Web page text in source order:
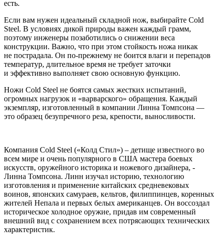
есть.
Если вам нужен идеальный складной нож, выбирайте Cold
Steel. В условиях дикой природы важен каждый грамм,
поэтому инженеры позаботились о снижении веса
конструкции. Важно, что при этом стойкость ножа никак
не пострадала. Он по-прежнему не боится влаги и перепадов
температур, длительное время не требует заточки
и эффективно выполняет свою основную функцию.
Ножи Cold Steel не боятся самых жестких испытаний,
огромных нагрузок и «варварского» обращения. Каждый
экземпляр, изготовленный в компании Линна Томпсона —
это образец безупречного реза, крепости, выносливости.
Компания Cold Steel («Колд Стил») – детище известного во
всем мире и очень популярного в США мастера боевых
искусств, оружейного историка и ножевого дизайнера, -
Линна Томпсона. Линн изучал историю, технологию
изготовления и применение китайских средневековых
воинов, японских самураев, кельтов, филиппинцев, коренных
жителей Непала и первых белых американцев. Он воссоздал
историческое холодное оружие, придав им современный
внешний вид с сохранением всех потрясающих технических
характеристик.